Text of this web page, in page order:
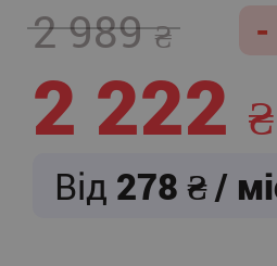
2 989 -
2 222
Від 278 /